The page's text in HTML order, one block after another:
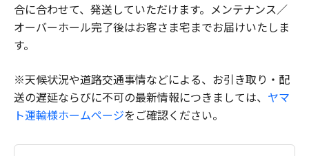
合に合わせて、発送していただけます。メンテナンス／
オーバーホール完了後はお客さま宅までお届けいたしま
す。
※天候状況や道路交通事情などによる、お引き取り・配
送の遅延ならびに不可の最新情報につきましては、 ヤマ
ト運輸様ホームページをご確認ください。